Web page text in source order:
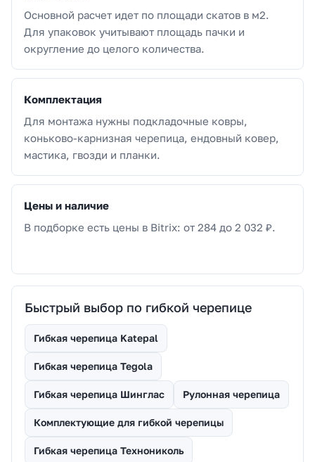
Основной расчет идет по площади скатов в м2.
Для упаковок учитывают площадь пачки и
округление до целого количества.
Комплектация
Для монтажа нужны подкладочные ковры,
коньково-карнизная черепица, ендовный ковер,
мастика, гвозди и планки.
Цены и наличие
В подборке есть цены в Bitrix: от 284 до 2 032 ₽.
Быстрый выбор по гибкой черепице
Гибкая черепица Katepal
Гибкая черепица Tegola
Гибкая черепица Шинглас Рулонная черепица
Комплектующие для гибкой черепицы
Гибкая черепица Технониколь